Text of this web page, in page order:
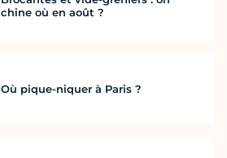
chine où en août ?
Où pique-niquer à Paris ?